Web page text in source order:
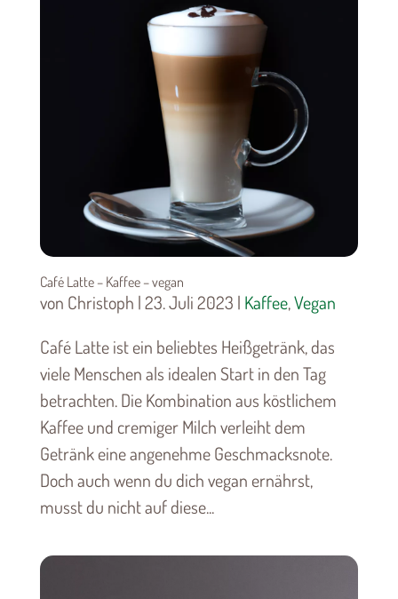
Café Latte – Kaffee – vegan
von Christoph | 23. Juli 2023 | Kaffee,Vegan
Café Latte ist ein beliebtes Heißgetränk, das
viele Menschen als idealen Start in den Tag
betrachten. Die Kombination aus köstlichem
Kaffee und cremiger Milch verleiht dem
Getränk eine angenehme Geschmacksnote.
Doch auch wenn du dich vegan ernährst,
musst du nicht auf diese...